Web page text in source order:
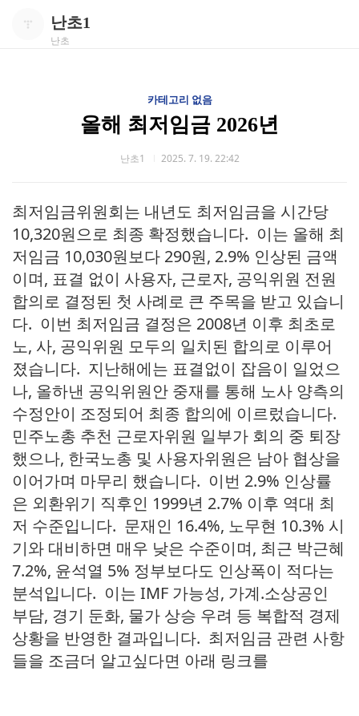
난초1
난초
카테고리 없음
올해 최저임금 2026년
난초1 2025. 7. 19. 22:42
최저임금위원회는 내년도 최저임금을 시간당
10,320원으로 최종 확정했습니다. 이는 올해 최
저임금 10,030원보다 290원, 2.9% 인상된 금액
이며, 표결 없이 사용자, 근로자, 공익위원 전원
합의로 결정된 첫 사례로 큰 주목을 받고 있습니
다. 이번 최저임금 결정은 2008년 이후 최초로
노, 사, 공익위원 모두의 일치된 합의로 이루어
졌습니다. 지난해에는 표결없이 잡음이 일었으
나, 올하낸 공익위원안 중재를 통해 노사 양측의
수정안이 조정되어 최종 합의에 이르렀습니다.
민주노총 추천 근로자위원 일부가 회의 중 퇴장
했으나, 한국노총 및 사용자위원은 남아 협상을
이어가며 마무리 했습니다. 이번 2.9% 인상률
은 외환위기 직후인 1999년 2.7% 이후 역대 최
저 수준입니다. 문재인 16.4%, 노무현 10.3% 시
기와 대비하면 매우 낮은 수준이며, 최근 박근혜
7.2%, 윤석열 5% 정부보다도 인상폭이 적다는
분석입니다. 이는 IMF 가능성, 가계.소상공인
부담, 경기 둔화, 물가 상승 우려 등 복합적 경제
상황을 반영한 결과입니다. 최저임금 관련 사항
들을 조금더 알고싶다면 아래 링크를